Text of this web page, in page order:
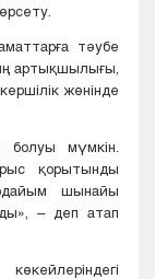
тәубе
артықшылығы,
жөнінде
мүмкін.
қорытынды
шынайы
– деп атап